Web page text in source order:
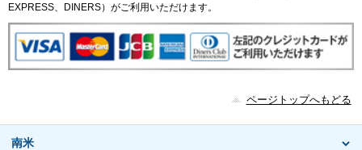
EXPRESS、DINERS）がご利用いただけます。
ページトップへもどる
南米